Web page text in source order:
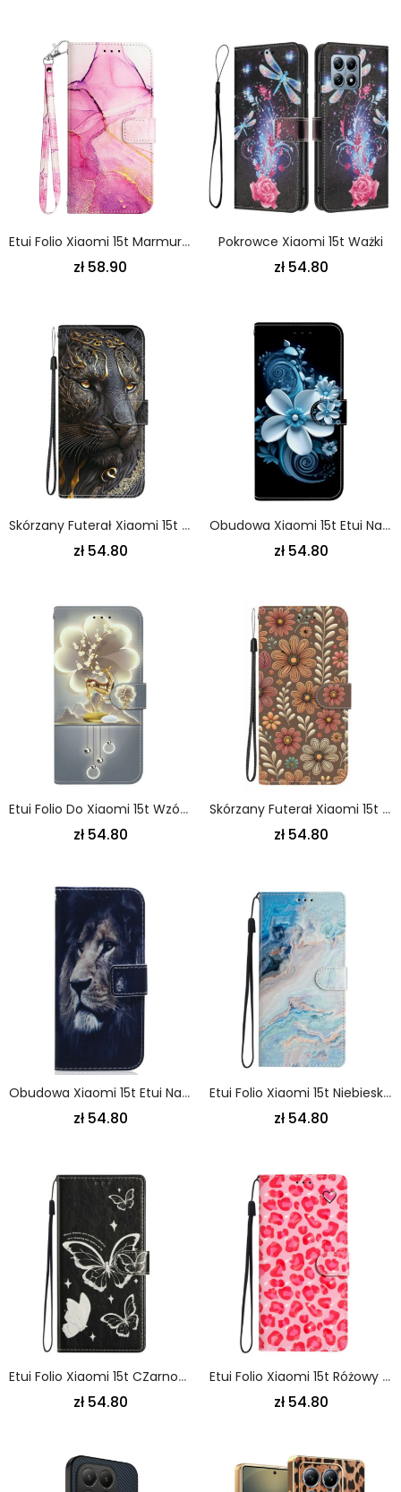
Etui Folio Xiaomi 15t Marmurowy Pasek Etui Ochronne
zł 58.90
Pokrowce Xiaomi 15t Ważki
zł 54.80
Skórzany Futerał Xiaomi 15t Etui Na Telefon Złoty Lew
zł 54.80
Obudowa Xiaomi 15t Etui Na Telefon CZarna Orchidea
zł 54.80
Etui Folio Do Xiaomi 15t Wzór Jelenia Sika
zł 54.80
Skórzany Futerał Xiaomi 15t Etui Na Telefon Brązowe Kwiaty
zł 54.80
Obudowa Xiaomi 15t Etui Na Telefon Śniący Lew
zł 54.80
Etui Folio Xiaomi 15t Niebieski Marmur Etui Ochronne
zł 54.80
Etui Folio Xiaomi 15t CZarno-Białe Motyle
zł 54.80
Etui Folio Xiaomi 15t Różowy Wzór W Panterkę
zł 54.80